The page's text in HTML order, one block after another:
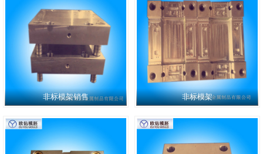
非标模架销售 非标模架